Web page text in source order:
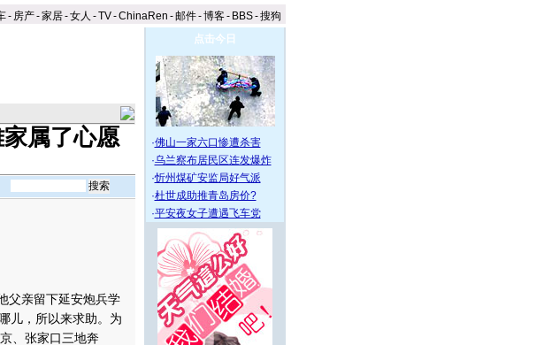
- 房产-家居-女人 -TV-ChinaRen -邮件-博客- BBS-搜狗
属了心愿
亲留下延安炮兵学
儿，所以来求助。为
、张家口三地奔
点击今日
·佛山一家六口惨遭杀害
·乌兰察布居民区连发爆炸
·忻州煤矿安监局好气派
·杜世成助推青岛房价?
·平安夜女子遭遇飞车党